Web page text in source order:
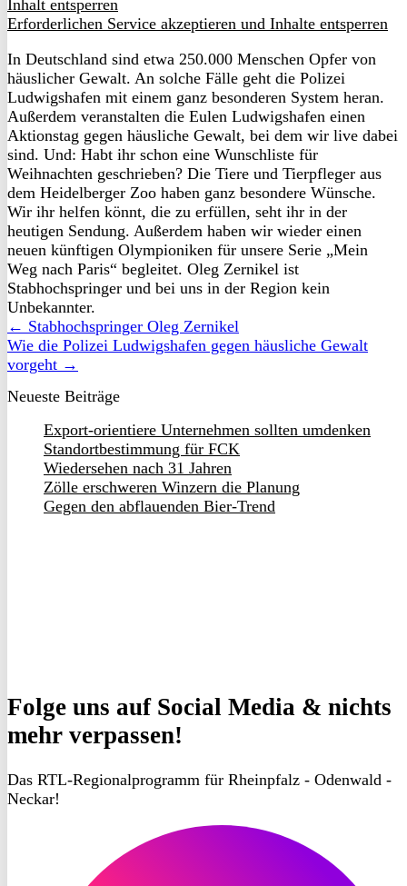
Inhalt entsperren
Erforderlichen Service akzeptieren und Inhalte entsperren
In Deutschland sind etwa 250.000 Menschen Opfer von
häuslicher Gewalt. An solche Fälle geht die Polizei
Ludwigshafen mit einem ganz besonderen System heran.
Außerdem veranstalten die Eulen Ludwigshafen einen
Aktionstag gegen häusliche Gewalt, bei dem wir live dabei
sind. Und: Habt ihr schon eine Wunschliste für
Weihnachten geschrieben? Die Tiere und Tierpfleger aus
dem Heidelberger Zoo haben ganz besondere Wünsche.
Wir ihr helfen könnt, die zu erfüllen, seht ihr in der
heutigen Sendung. Außerdem haben wir wieder einen
neuen künftigen Olympioniken für unsere Serie „Mein
Weg nach Paris“ begleitet. Oleg Zernikel ist
Stabhochspringer und bei uns in der Region kein
Unbekannter.
← Stabhochspringer Oleg Zernikel
Wie die Polizei Ludwigshafen gegen häusliche Gewalt
vorgeht →
Neueste Beiträge
Export-orientiere Unternehmen sollten umdenken
Standortbestimmung für FCK
Wiedersehen nach 31 Jahren
Zölle erschweren Winzern die Planung
Gegen den abflauenden Bier-Trend
Folge uns auf Social Media & nichts
mehr verpassen!
Das RTL-Regionalprogramm für Rheinpfalz - Odenwald -
Neckar!
Instagram